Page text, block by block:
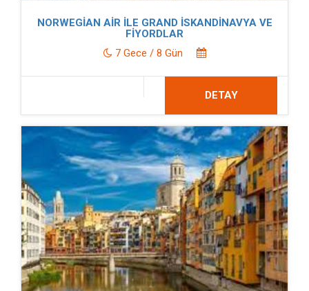
NORWEGİAN AİR İLE GRAND İSKANDİNAVYA VE
FİYORDLAR
7 Gece / 8 Gün
DETAY